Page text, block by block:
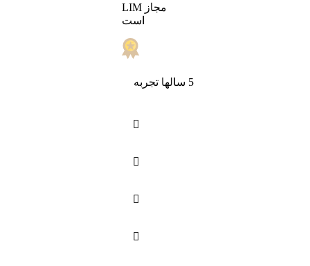
LIM مجاز
است
5 سالها تجربه



